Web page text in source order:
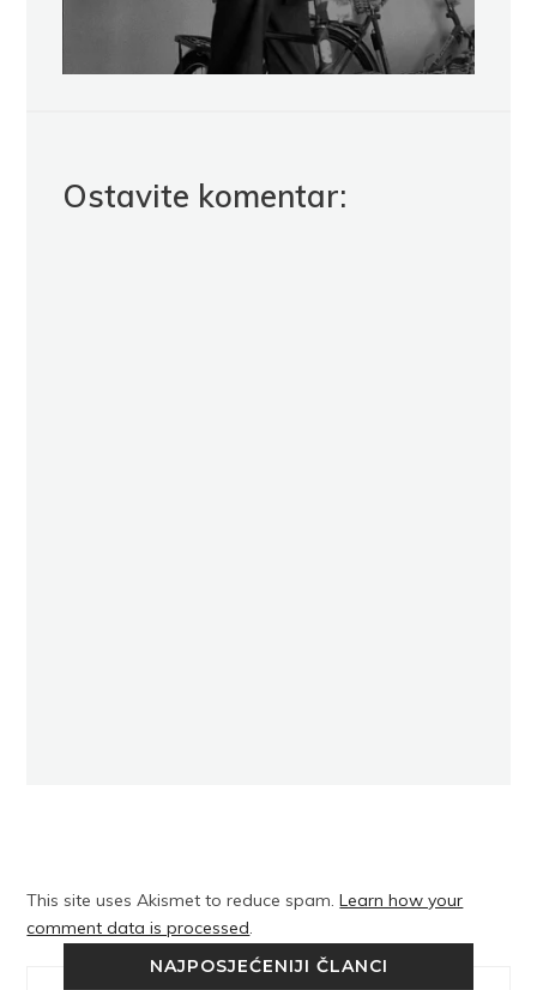
Ostavite komentar:
This site uses Akismet to reduce spam.Learn how your
comment data is processed.
NAJPOSJEĆENIJI ČLANCI